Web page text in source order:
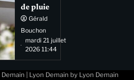
de pluie
Gérald
Bouchon
mardi 21 juillet
2026 11:44
Demain | Lyon Demain by Lyon Demain